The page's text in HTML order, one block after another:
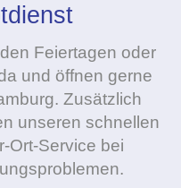
Feiertagen oder
und öffnen gerne
Zusätzlich
unseren schnellen
Ort-Service bei